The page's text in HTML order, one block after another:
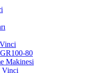
80
Makinesi
Vinci